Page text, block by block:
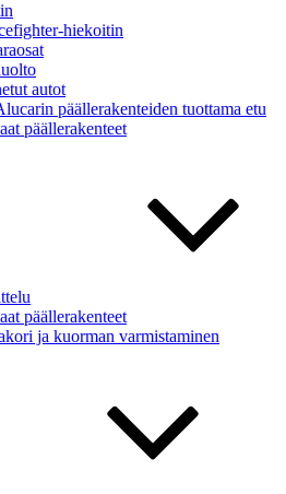
hiekoitin
autot
päällerakenteiden tuottama etu
päällerakenteet
päällerakenteet
ja kuorman varmistaminen